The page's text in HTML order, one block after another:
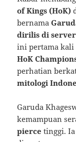
of Kings (HoK)
bernama
dirilis di server
ini pertama
HoK
perhatian
mitologi
Garuda
kemampuan
pierce tinggi.